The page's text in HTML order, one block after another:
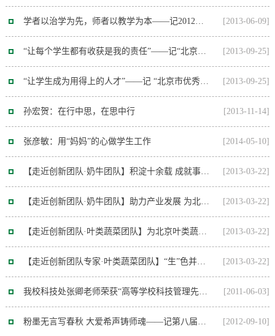
[2013-06-09]
学者以治学为先，师者以教学为本——记2012年北京市享受政府特殊津贴专家何忠伟教...
[2013-09-25]
“让每个学生都有收获是我的责任”——记“北京市优秀教师”称号获得者邓蓉教授
[2013-09-25]
“让学生成为用得上的人才”——记 “北京市优秀教育工作者”称号获得者刘克锋
[2013-11-14]
孙宏贺：在行中思，在思中行
[2014-05-10]
张彦敏：用“妈妈”的心做学生工作
[2013-03-22]
【走近创新团队·奶牛团队】积淀十余载 成就事业新高度
[2013-03-22]
【走近创新团队·奶牛团队】助力产业发展 为北京人喝上放心奶保驾护航
[2013-03-22]
【走近创新团队·叶类蔬菜团队】为北京叶类蔬菜产业发展尽力——记北京市叶类蔬菜创...
[2013-03-22]
【走近创新团队专家·叶类蔬菜团队】“生”色并重“菜”飘香——记北京市叶类蔬菜创...
[2011-06-03]
我校科技处张卿老师荣获“高等学校科技管理先进个人”称号
[2012-09-10]
粉墨无言写春秋 大爱希声铸师魂——记第八届北京市高等学校教学名师邓蓉教授